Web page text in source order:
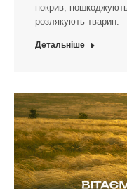
покрив,
розлякують тварин.
Детальніше